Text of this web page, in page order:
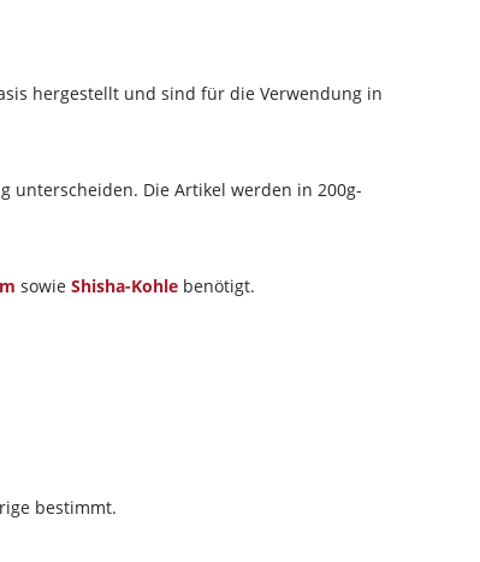
hergestellt und sind für die Verwendung in
unterscheiden. Die Artikel werden in 200g-
sowieShisha-Kohle benötigt.
bestimmt.